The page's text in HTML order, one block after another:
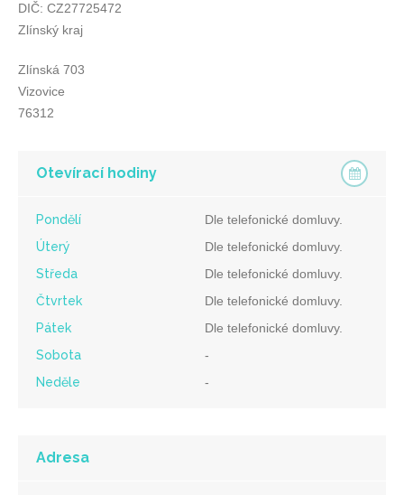
DIČ: CZ27725472
Zlínský kraj
Zlínská 703
Vizovice
76312
Otevírací hodiny
Pondělí
Dle telefonické domluvy.
Úterý
Dle telefonické domluvy.
Středa
Dle telefonické domluvy.
Čtvrtek
Dle telefonické domluvy.
Pátek
Dle telefonické domluvy.
Sobota
-
Neděle
-
Adresa